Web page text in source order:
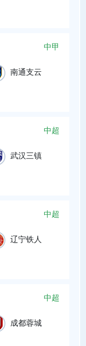
中甲
南通支云
中超
武汉三镇
中超
辽宁铁人
中超
成都蓉城